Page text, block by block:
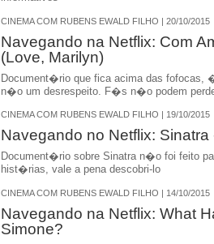
CINEMA COM RUBENS EWALD FILHO | 20/10/2015
Navegando na Netflix: Com
(Love, Marilyn)
Document�rio que fica acima das fofocas,
n�o um desrespeito. F�s n�o podem
CINEMA COM RUBENS EWALD FILHO | 19/10/2015
Navegando no Netflix: Sinatra
Document�rio sobre Sinatra n�o foi feito
hist�rias, vale a pena descobri-lo
CINEMA COM RUBENS EWALD FILHO | 14/10/2015
Navegando na Netflix: What
Simone?